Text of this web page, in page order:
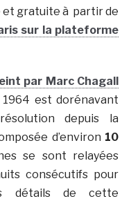
gratuite à partir de
sur la plateforme
par Marc Chagall
est dorénavant
depuis la
d’environ 10
se sont relayées
consécutifs pour
détails de cette